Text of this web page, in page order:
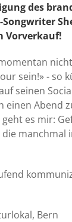
des
Songwriter
Vorverkauf!
sein!» -
seinen
einen Abend
es mir:
Bern